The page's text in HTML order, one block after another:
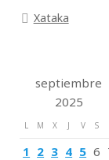
Xataka
septiembre
2025
L M X J V S
1 2 3 4 5 6